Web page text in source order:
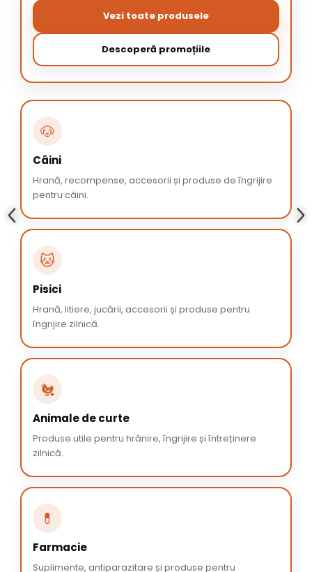
Vezi toate produsele
Descoperă promoțiile
🐶
Câini
Hrană, recompense, accesorii și produse de îngrijire
pentru câini.
🐱
Pisici
Hrană, litiere, jucării, accesorii și produse pentru
îngrijire zilnică.
🐔
Animale de curte
Produse utile pentru hrănire, îngrijire și întreținere
zilnică.
💊
Farmacie
Suplimente, antiparazitare și produse pentru